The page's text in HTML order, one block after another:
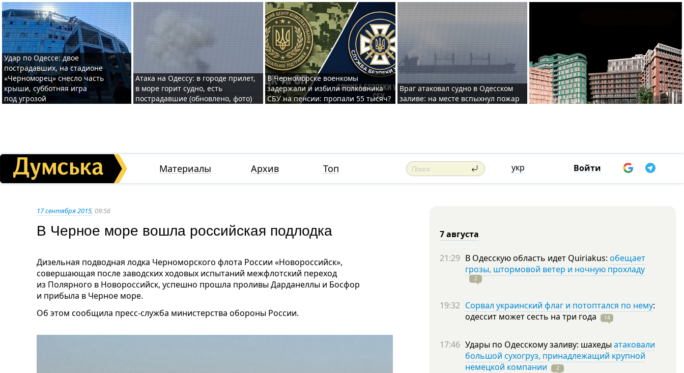
Удар по Одессе: двое
пострадавших, на стадионе
«Черноморец» снесло часть
крыши, субботняя игра
под угрозой
Атака на Одессу: в городе прилет,
в море горит судно, есть
пострадавшие (обновлено, фото)
В Черноморске военкомы
задержали и избили полковника
СБУ на пенсии: пропали 55 тысяч?
Враг атаковал судно в Одесском
заливе: на месте вспыхнул пожар
Материалы Архив Топ укр Войти
17 сентября 2015, 09:56
В Черное море вошла российская подлодка
Дизельная подводная лодка Черноморского флота России «Новороссийск»,
совершающая после заводских ходовых испытаний межфлотский переход
из Полярного в Новороссийск, успешно прошла проливы Дарданеллы и Босфор
и прибыла в Черное море.
Об этом сообщила пресс-служба министерства обороны России.
7 августа
21:29 В Одесскую область идет Quiriakus: обещает
грозы, штормовой ветер и ночную прохладу
2
19:32 Сорвал украинский флаг и потоптался по нему:
одессит может сесть на три года 14
17:46 Удары по Одесскому заливу: шахеды атаковали
большой сухогруз, принадлежащий крупной
немецкой компании
2